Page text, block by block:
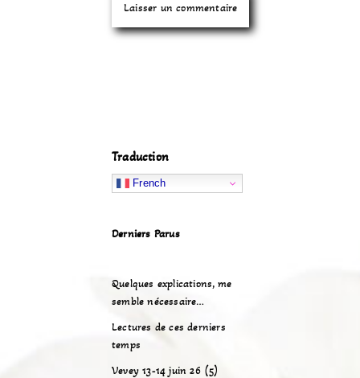
Traduction
French
Derniers Parus
Quelques explications, me
semble nécessaire…
Lectures de ces derniers
temps
Vevey 13-14 juin 26 (5)